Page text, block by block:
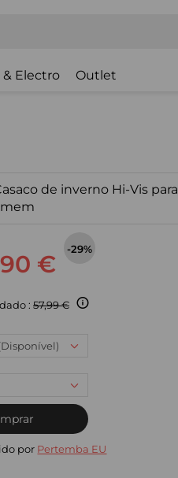
& Electro Outlet
de inverno Hi-Vis para
€
-29%
: 57,99 €
por Pertemba EU